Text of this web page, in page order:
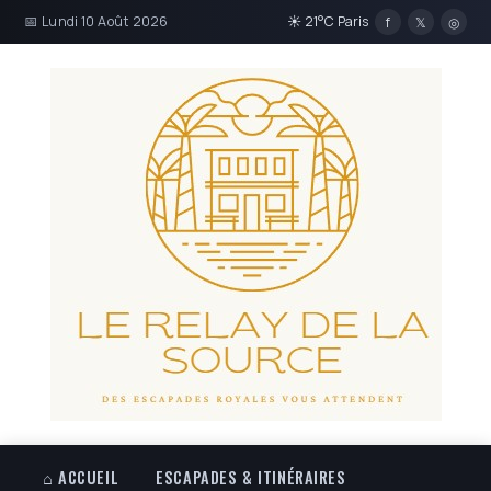
📅 Lundi 10 Août 2026 ☀ 21°C Paris f 𝕏 ◎
⌂ ACCUEIL
ESCAPADES & ITINÉRAIRES